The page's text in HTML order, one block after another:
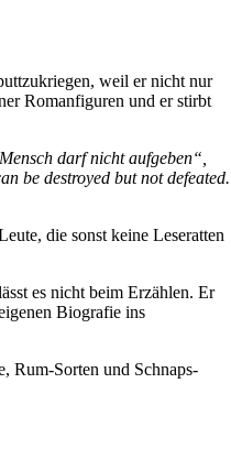
weil er nicht nur
Romanfiguren und er stirbt
darf nicht aufgeben“,
be destroyed but not defeated.
die sonst keine Leseratten
es nicht beim Erzählen. Er
Biografie ins
Rum-Sorten und Schnaps-